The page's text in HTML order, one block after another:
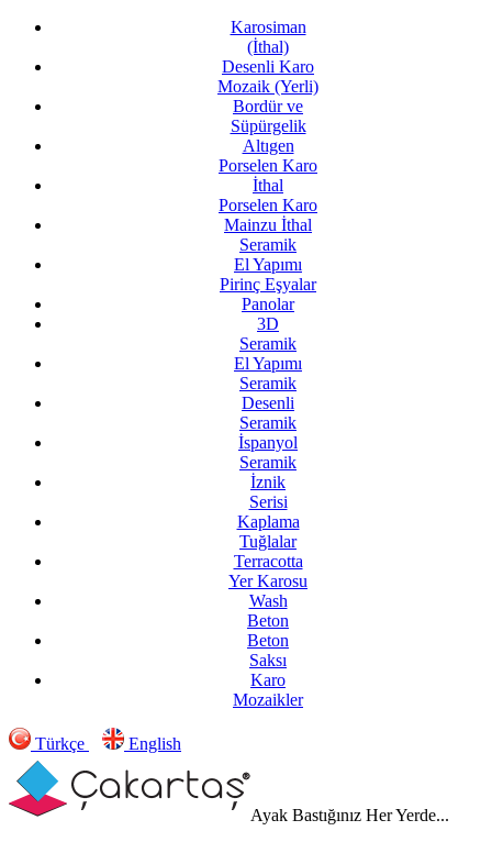
Karosiman
(İthal)
Desenli Karo
Mozaik (Yerli)
Bordür ve
Süpürgelik
Altıgen
Porselen Karo
İthal
Porselen Karo
Mainzu İthal
Seramik
El Yapımı
Pirinç Eşyalar
Panolar
3D
Seramik
El Yapımı
Seramik
Desenli
Seramik
İspanyol
Seramik
İznik
Serisi
Kaplama
Tuğlalar
Terracotta
Yer Karosu
Wash
Beton
Beton
Saksı
Karo
Mozaikler
Türkçe English
Ayak Bastığınız Her Yerde...